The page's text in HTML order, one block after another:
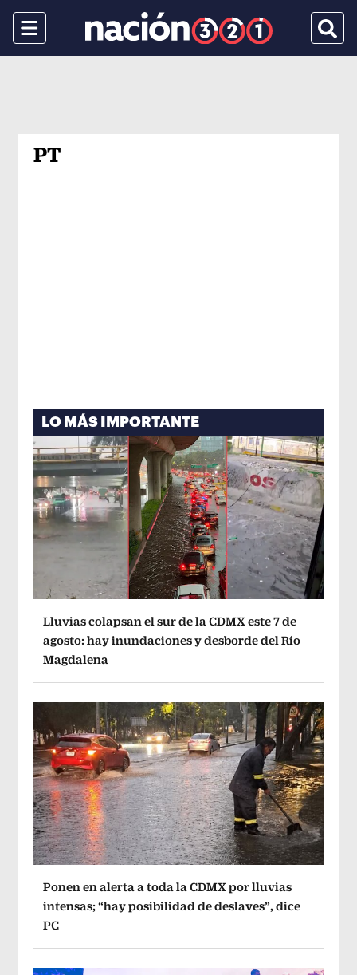
Menu
PT
LO MÁS IMPORTANTE
Lluvias colapsan el sur de la CDMX este 7 de
agosto: hay inundaciones y desborde del Río
Magdalena
Ponen en alerta a toda la CDMX por lluvias
intensas; “hay posibilidad de deslaves”, dice
PC